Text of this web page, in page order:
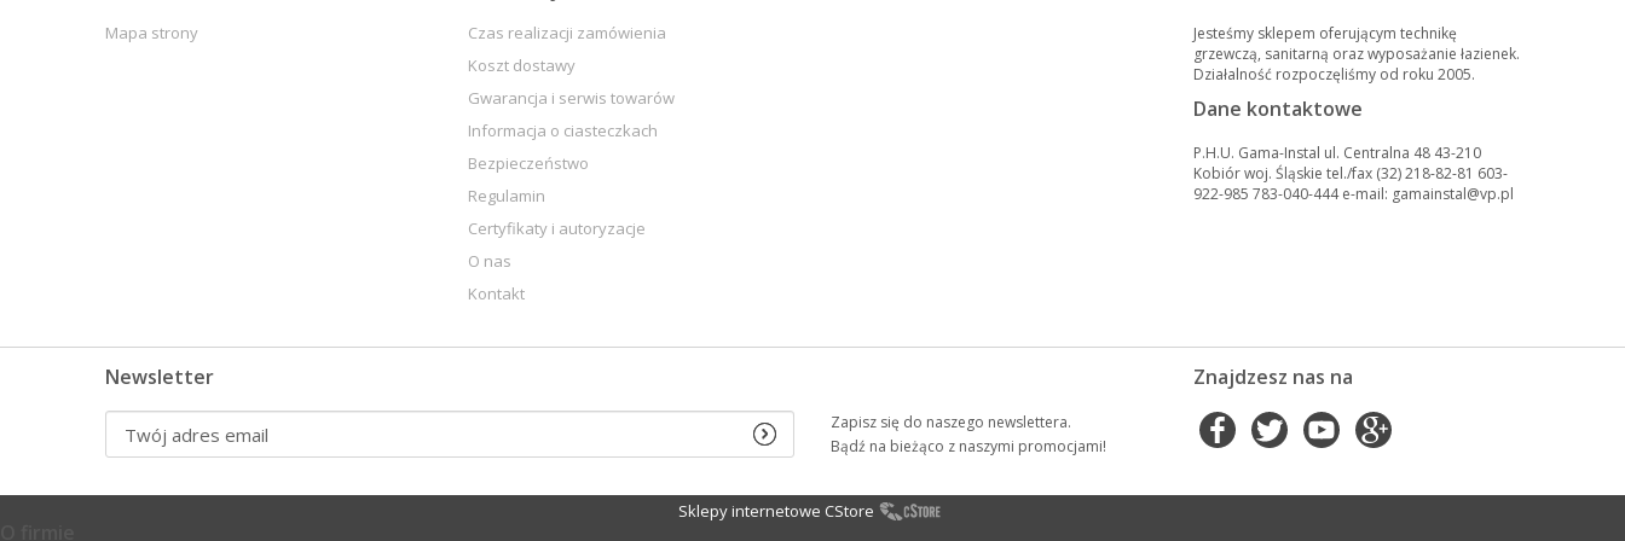
Mapa strony
Czas realizacji zamówienia
Koszt dostawy
Gwarancja i serwis towarów
Informacja o ciasteczkach
Bezpieczeństwo
Regulamin
Certyfikaty i autoryzacje
O nas
Kontakt
Jesteśmy sklepem oferującym technikę
grzewczą, sanitarną oraz wyposażanie łazienek.
Działalność rozpoczęliśmy od roku 2005.
Dane kontaktowe
P.H.U. Gama-Instal ul. Centralna 48 43-210
Kobiór woj. Śląskie tel./fax (32) 218-82-81 603-
922-985 783-040-444 e-mail: gamainstal@vp.pl
Newsletter
Zapisz się do naszego newslettera.
Bądź na bieżąco z naszymi promocjami!
Znajdzesz nas na
Sklepy internetowe CStore